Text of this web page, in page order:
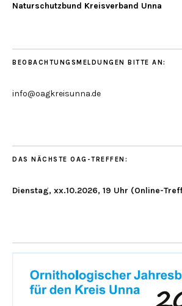
Naturschutzbund Kreisverband Unna
BEOBACHTUNGSMELDUNGEN BITTE AN:
info@oagkreisunna.de
DAS NÄCHSTE OAG-TREFFEN:
Dienstag, xx.10.2026, 19 Uhr (Online-